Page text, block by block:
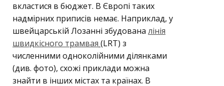
вкластися в бюджет. В Європі таких
надмірних приписів немає. Наприклад, у
швейцарській Лозанні збудована лінія
швидкісного трамвая (LRT) з
численними одноколійними ділянками
(див. фото), схожі приклади можна
знайти в інших містах та країнах. В